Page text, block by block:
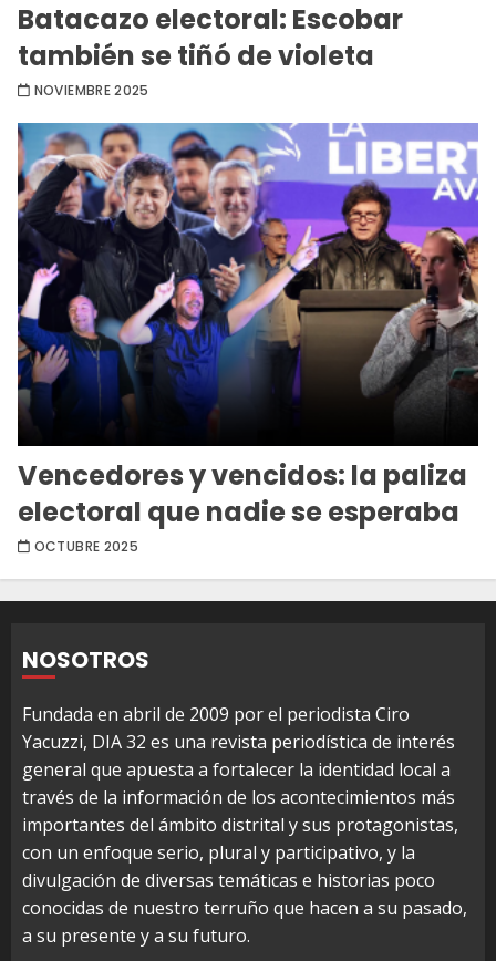
Batacazo electoral: Escobar
también se tiñó de violeta
NOVIEMBRE 2025
Vencedores y vencidos: la paliza
electoral que nadie se esperaba
OCTUBRE 2025
NOSOTROS
Fundada en abril de 2009 por el periodista Ciro
Yacuzzi, DIA 32 es una revista periodística de interés
general que apuesta a fortalecer la identidad local a
través de la información de los acontecimientos más
importantes del ámbito distrital y sus protagonistas,
con un enfoque serio, plural y participativo, y la
divulgación de diversas temáticas e historias poco
conocidas de nuestro terruño que hacen a su pasado,
a su presente y a su futuro.